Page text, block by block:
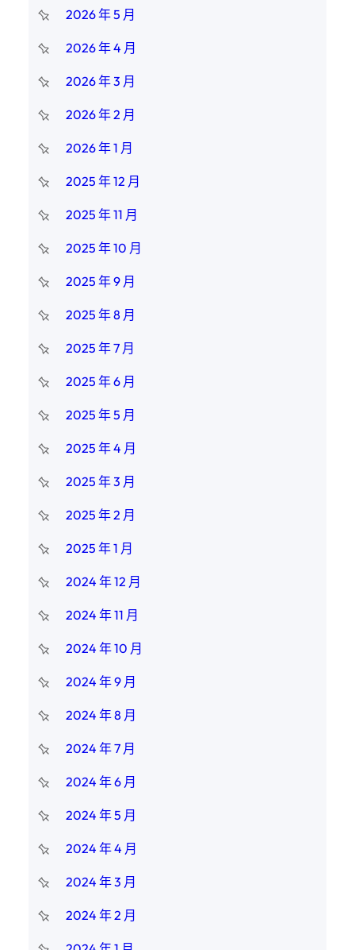
2026 年 5 月
2026 年 4 月
2026 年 3 月
2026 年 2 月
2026 年 1 月
2025 年 12 月
2025 年 11 月
2025 年 10 月
2025 年 9 月
2025 年 8 月
2025 年 7 月
2025 年 6 月
2025 年 5 月
2025 年 4 月
2025 年 3 月
2025 年 2 月
2025 年 1 月
2024 年 12 月
2024 年 11 月
2024 年 10 月
2024 年 9 月
2024 年 8 月
2024 年 7 月
2024 年 6 月
2024 年 5 月
2024 年 4 月
2024 年 3 月
2024 年 2 月